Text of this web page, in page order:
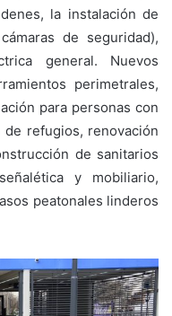
la instalación de
de seguridad),
general. Nuevos
perimetrales,
para personas con
refugios, renovación
de sanitarios
y mobiliario,
peatonales linderos